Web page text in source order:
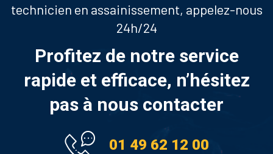
technicien en assainissement, appelez-nous
24h/24
Profitez de notre service
rapide et efficace, n’hésitez
pas à nous contacter
01 49 62 12 00